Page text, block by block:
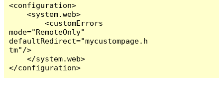
<configuration>
    <system.web>
        <customErrors
mode="RemoteOnly"
defaultRedirect="mycustompage.h
tm"/>
    </system.web>
</configuration>